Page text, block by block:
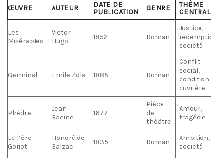
ŒUVRE AUTEUR
DATE DE
PUBLICATION
GENRE
THÈME
CENTRAL
Les
Misérables
Victor
Hugo
1852 Roman
Justice,
société
Germinal Émile Zola 1885 Roman
Conflit
social,
condition
ouvrière
Phèdre
Jean
Racine
1677
Pièce
de
théâtre
Amour,
tragédie
Le Père
Goriot
Honoré de
Balzac
1835 Roman
Ambition,
société